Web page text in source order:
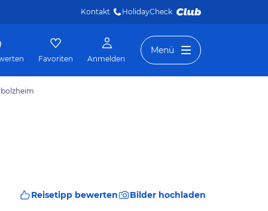
Kontakt HolidayCheck
Favoriten Anmelden
Menü
Reisetipp bewerten Bilder hochladen